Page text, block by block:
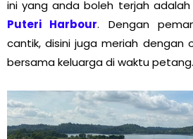
ini yang anda boleh terjah
Puteri Harbour. Dengan
cantik, disini juga meriah dengan
bersama keluarga di waktu petang.